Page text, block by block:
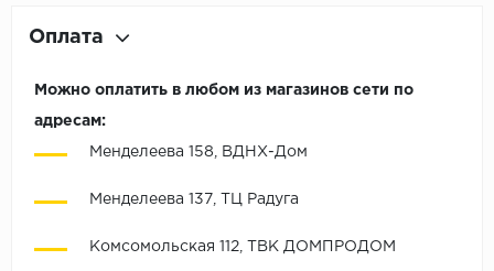
Оплата
Можно оплатить в любом из магазинов сети по
адресам:
Менделеева 158, ВДНХ-Дом
Менделеева 137, ТЦ Радуга
Комсомольская 112, ТВК ДОМПРОДОМ